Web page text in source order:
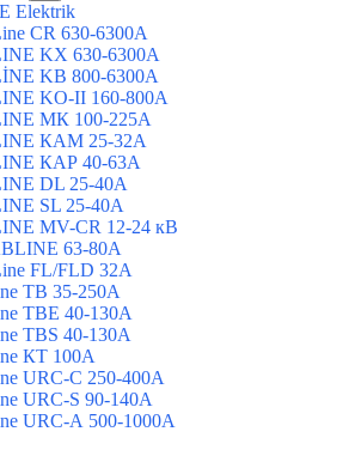
Elektrik
CR 630-6300А
KX 630-6300А
KB 800-6300А
KO-II 160-800А
МК 100-225А
КАМ 25-32А
КАР 40-63А
DL 25-40А
SL 25-40А
MV-CR 12-24 кВ
63-80А
FL/FLD 32А
TB 35-250А
TBЕ 40-130А
TBS 40-130А
КТ 100А
URC-С 250-400А
URC-S 90-140А
URC-А 500-1000А